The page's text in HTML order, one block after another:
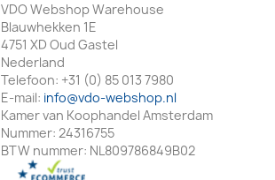
VDO Webshop Warehouse
Blauwhekken 1E
4751 XD Oud Gastel
Nederland
Telefoon: +31 (0) 85 013 7980
E-mail: info@vdo-webshop.nl
Kamer van Koophandel Amsterdam
Nummer: 24316755
BTW nummer: NL809786849B02